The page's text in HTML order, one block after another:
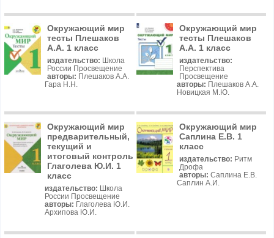
Окружающий мир
тесты Плешаков
А.А. 1 класс
издательство: Школа
России Просвещение
авторы: Плешаков А.А.
Гара Н.Н.
Окружающий мир
тесты Плешаков
А.А. 1 класс
издательство:
Перспектива
Просвещение
авторы: Плешаков А.А.
Новицкая М.Ю.
Окружающий мир
предварительный,
текущий и
итоговый контроль
Глаголева Ю.И. 1
класс
издательство: Школа
России Просвещение
авторы: Глаголева Ю.И.
Архипова Ю.И.
Окружающий мир
Саплина Е.В. 1
класс
издательство: Ритм
Дрофа
авторы: Саплина Е.В.
Саплин А.И.